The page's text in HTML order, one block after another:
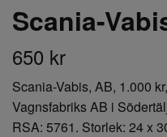
Scania-
650 kr
Scania-Vabis, AB, 1.000
Vagnsfabriks AB i
RSA: 5761. Storlek: 24 x